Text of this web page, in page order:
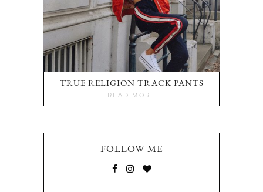
TRUE RELIGION TRACK PANTS
READ MORE
FOLLOW ME